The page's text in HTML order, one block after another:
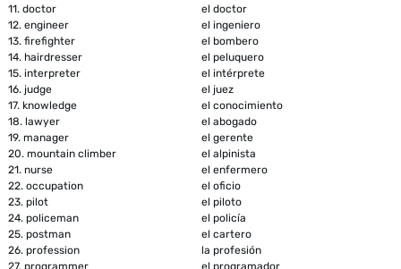
11. doctor
el doctor
12. engineer
el ingeniero
13. firefighter
el bombero
14. hairdresser
el peluquero
15. interpreter
el intérprete
16. judge
el juez
17. knowledge
el conocimiento
18. lawyer
el abogado
19. manager
el gerente
20. mountain climber
el alpinista
21. nurse
el enfermero
22. occupation
el oficio
23. pilot
el piloto
24. policeman
el policía
25. postman
el cartero
26. profession
la profesión
27. programmer
el programador